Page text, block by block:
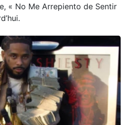
« No Me Arrepiento de Sentir